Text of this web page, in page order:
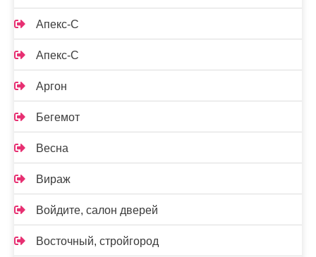
Апекс-С
Апекс-С
Аргон
Бегемот
Весна
Вираж
Войдите, салон дверей
Восточный, стройгород